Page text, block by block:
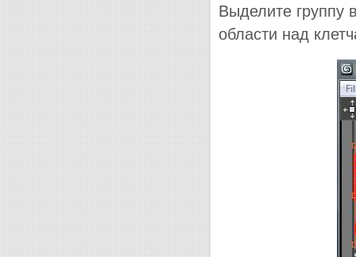
Выделите группу
области над